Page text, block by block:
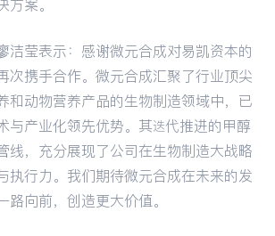
案。
洁莹表示：感谢微元合成对易凯资本的
次携手合作。微元合成汇聚了行业顶尖
和动物营养产品的生物制造领域中，已
与产业化领先优势。其迭代推进的甲醇
线，充分展现了公司在生物制造大战略
执行力。我们期待微元合成在未来的发
路向前，创造更大价值。